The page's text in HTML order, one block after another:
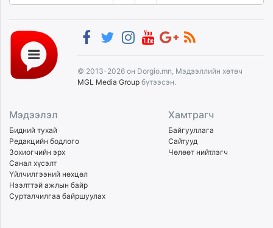
© 2013-2026 он Dorgio.mn, Мэдээллийн хөтөч
MGL Media Group бүтээсэн.
Мэдээлэл
Бидний тухай
Редакцийн бодлого
Зохиогчийн эрх
Санал хүсэлт
Үйлчилгээний нөхцөл
Нээлттэй ажлын байр
Сурталчилгаа байршуулах
Хамтрагч
Байгууллага
Сайтууд
Чөлөөт нийтлэгч